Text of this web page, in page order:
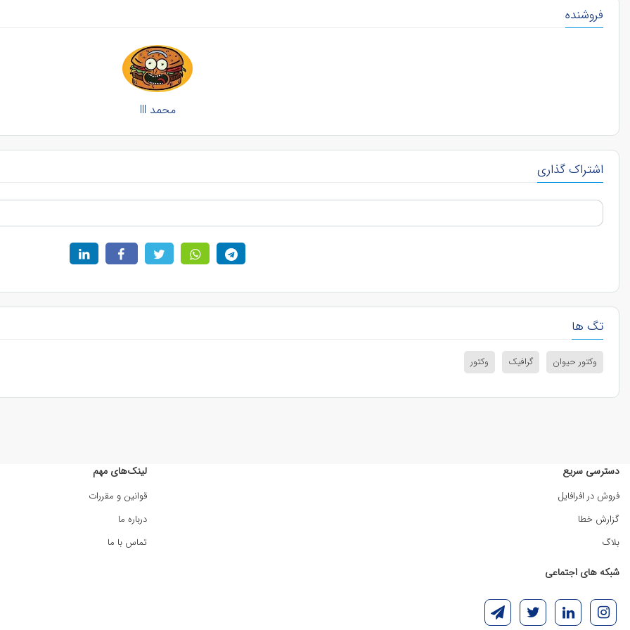
فروشنده
محمد lll
اشتراک گذاری
تگ ها
وکتور حیوان گرافیک وکتور
دسترسی سریع
فروش در افرافایل
گزارش خطا
بلاگ
لینک‌های مهم
قوانین و مقررات
درباره ما
تماس با ما
شبکه های اجتماعی